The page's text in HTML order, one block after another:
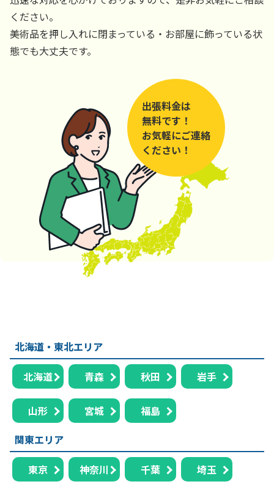
ください。
美術品を押し入れに閉まっている・お部屋に飾っている状
態でも大丈夫です。
出張料金は
無料です！
お気軽にご連絡
ください！
北海道・東北エリア
北海道 青森 秋田 岩手
山形 宮城
福島
関東エリア
東京 神奈川 千葉 埼玉